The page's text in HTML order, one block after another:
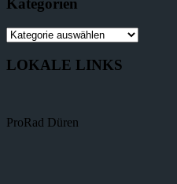
Kategorien
LOKALE LINKS
ProRad Düren